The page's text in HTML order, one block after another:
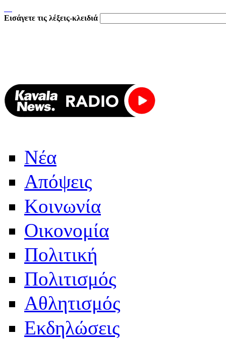
Εισάγετε τις λέξεις-κλειδιά
Νέα
Απόψεις
Κοινωνία
Οικονομία
Πολιτική
Πολιτισμός
Αθλητισμός
Εκδηλώσεις